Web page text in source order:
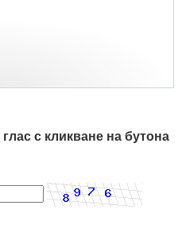
с кликване на бутона